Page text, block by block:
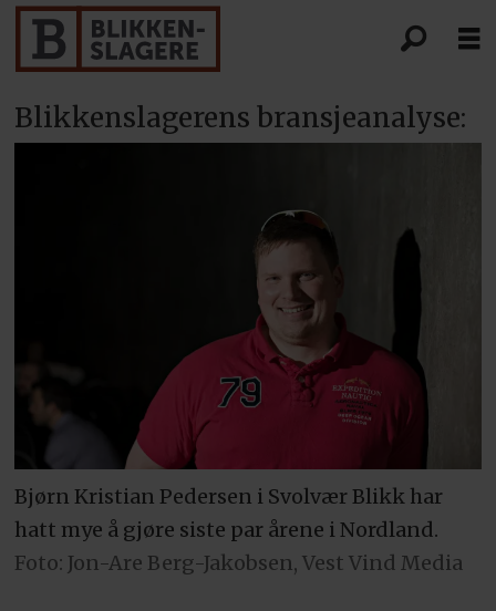
Blikkenslagerens bransjeanalyse:
Bjørn Kristian Pedersen i Svolvær Blikk har
hatt mye å gjøre siste par årene i Nordland.
Foto: Jon-Are Berg-Jakobsen, Vest Vind Media